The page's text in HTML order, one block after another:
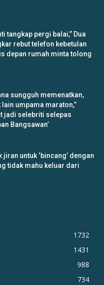
tangkap pergi balai,” Dua
rebut telefon kebetulan
depan rumah minta tolong
sungguh memenatkan,
umpama maraton,”
jadi selebriti selepas
Bangsawan’
jiran untuk ‘bincang’ dengan
tidak mahu keluar dari
1732
1431
988
734